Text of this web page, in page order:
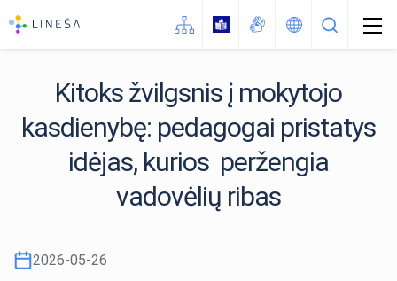
Naujienos
Apie LINEŠA
Struktūra
Kitoks žvilgsnis į mokytojo
kasdienybę: pedagogai pristatys
idėjas, kurios peržengia
vadovėlių ribas
2026-05-26